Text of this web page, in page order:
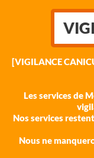
[VIGILANCE
Les services de
Nos services
Nous ne